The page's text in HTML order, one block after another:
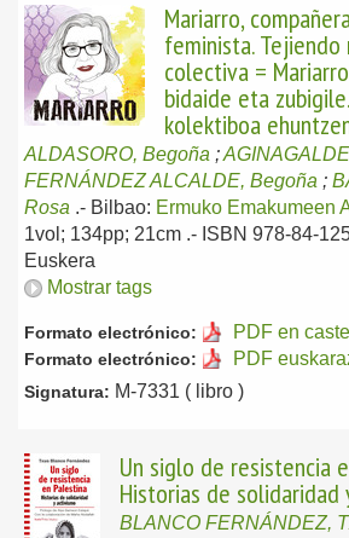
Mariarro,
feminista. Tejiendo
colectiva =
bidaide eta
kolektiboa
ALDASORO, Begoña ;
FERNÁNDEZ ALCALDE, Begoña ;
Rosa .- Bilbao: Ermuko Emakumeen
1vol; 134pp; 21cm .- ISBN 978-84-
Euskera
Mostrar tags
Formato electrónico: PDF en
Formato electrónico: PDF
Signatura: M-7331 ( libro )
Un siglo de resistencia
Historias de solidaridad
BLANCO FERNÁNDEZ,